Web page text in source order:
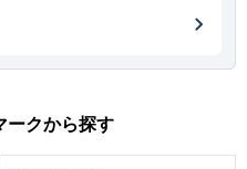
ークから探す